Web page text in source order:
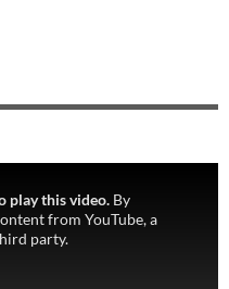
play this video. By
from YouTube, a
party.